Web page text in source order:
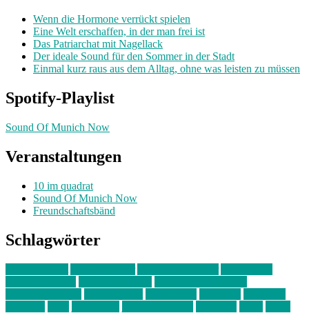
Wenn die Hormone verrückt spielen
Eine Welt erschaffen, in der man frei ist
Das Patriarchat mit Nagellack
Der ideale Sound für den Sommer in der Stadt
Einmal kurz raus aus dem Alltag, ohne was leisten zu müssen
Spotify-Playlist
Sound Of Munich Now
Veranstaltungen
10 im quadrat
Sound Of Munich Now
Freundschaftsbänd
Schlagwörter